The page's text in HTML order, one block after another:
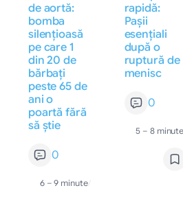
de aortă:
bomba
silențioasă
pe care 1
din 20 de
bărbați
peste 65 de
ani o
poartă fără
să știe
0
6 – 9 minute/
rapidă:
Pașii
esențiali
după o
ruptură de
menisc
0
5 – 8